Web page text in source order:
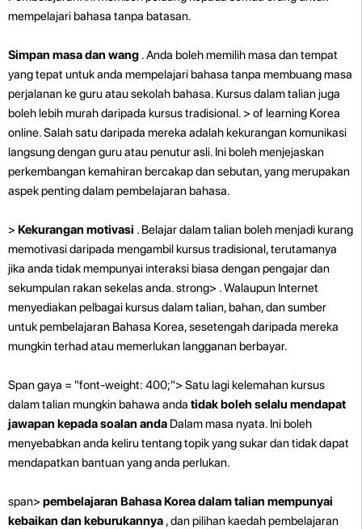
mempelajari bahasa tanpa batasan.
Simpan masa dan wang . Anda boleh memilih masa dan tempat
yang tepat untuk anda mempelajari bahasa tanpa membuang masa
perjalanan ke guru atau sekolah bahasa. Kursus dalam talian juga
boleh lebih murah daripada kursus tradisional. > of learning Korea
online. Salah satu daripada mereka adalah kekurangan komunikasi
langsungdengan guru atau penutur asli. Ini boleh menjejaskan
perkembangan kemahiran bercakap dan sebutan, yang merupakan
aspek penting dalam pembelajaran bahasa.
> Kekurangan motivasi . Belajar dalam talian boleh menjadi kurang
memotivasi daripada mengambil kursus tradisional, terutamanya
jika anda tidak mempunyai interaksi biasa dengan pengajar dan
sekumpulan rakan sekelas anda. strong> . Walaupun Internet
menyediakan pelbagai kursus dalam talian, bahan, dan sumber
untuk pembelajaran Bahasa Korea, sesetengah daripada mereka
mungkin terhad atau memerlukan langganan berbayar.
Span gaya = "font-weight: 400;"> Satu lagi kelemahan kursus
dalam talian mungkin bahawa anda tidak boleh selalu mendapat
jawapan kepada soalan anda Dalam masa nyata. Ini boleh
menyebabkan anda keliru tentang topik yang sukar dan tidak dapat
mendapatkan bantuan yang anda perlukan.
span> pembelajaran Bahasa Korea dalam talian mempunyai
kebaikan dan keburukannya , dan pilihan kaedah pembelajaran